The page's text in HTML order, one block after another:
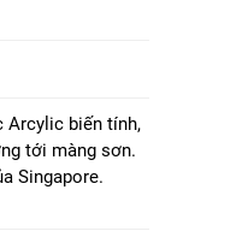
Arcylic biến tính,
tới màng sơn.
Singapore.